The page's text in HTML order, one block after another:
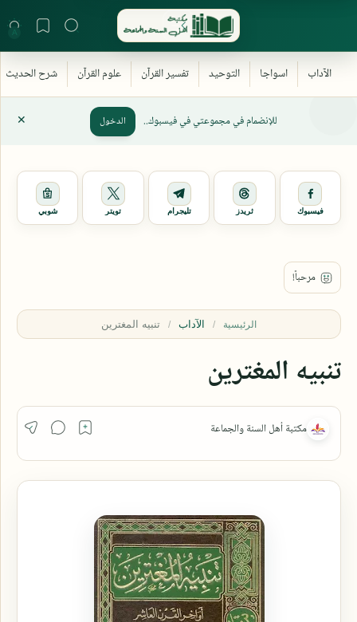
للإنضمام في مجموعتي في فيسبوك.. الدخول
فيسبوك ثريدز تليجرام تويتر شوبي
الرئيسية الآداب
تنبيه المغترين